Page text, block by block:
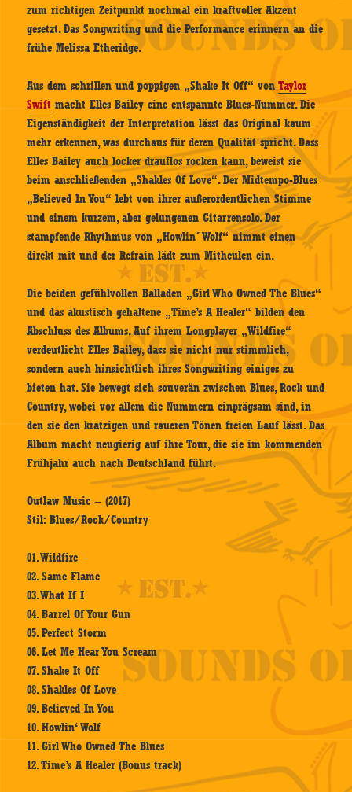
zum richtigen Zeitpunkt nochmal ein kraftvoller Akzent
gesetzt. Das Songwriting und die Performance erinnern an die
frühe Melissa Etheridge.
Aus dem schrillen und poppigen „Shake It Off“ vonTaylor
Swift macht Elles Bailey eine entspannte Blues-Nummer. Die
Eigenständigkeit der Interpretation lässt das Original kaum
mehr erkennen, was durchaus für deren Qualität spricht. Dass
Elles Bailey auch locker drauflos rocken kann, beweist sie
beim anschließenden „Shakles Of Love“. Der Midtempo-Blues
„Believed In You“ lebt von ihrer außerordentlichen Stimme
und einem kurzem, aber gelungenen Gitarrensolo. Der
stampfende Rhythmus von „Howlin´ Wolf“ nimmt einen
direkt mit und der Refrain lädt zum Mitheulen ein.
Die beiden gefühlvollen Balladen „Girl Who Owned The Blues“
und das akustisch gehaltene „Time’s A Healer“ bilden den
Abschluss des Albums. Auf ihrem Longplayer „Wildfire“
verdeutlicht Elles Bailey, dass sie nicht nur stimmlich,
sondern auch hinsichtlich ihres Songwriting einiges zu
bieten hat. Sie bewegt sich souverän zwischen Blues, Rock und
Country, wobei vor allem die Nummern einprägsam sind, in
den sie den kratzigen und raueren Tönen freien Lauf lässt. Das
Album macht neugierig auf ihre Tour, die sie im kommenden
Frühjahr auch nach Deutschland führt.
Outlaw Music – (2017)
Stil: Blues/Rock/Country
01. Wildfire
02. Same Flame
03. What If I
04. Barrel Of Your Gun
05. Perfect Storm
06. Let Me Hear You Scream
07. Shake It Off
08. Shakles Of Love
09. Believed In You
10. Howlin‘ Wolf
11. Girl Who Owned The Blues
12. Time’s A Healer (Bonus track)